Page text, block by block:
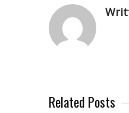
Related Posts